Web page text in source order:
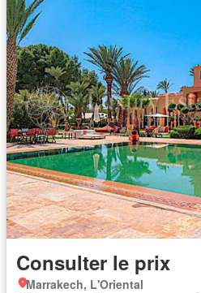
Consulter le prix
Marrakech, L'Oriental